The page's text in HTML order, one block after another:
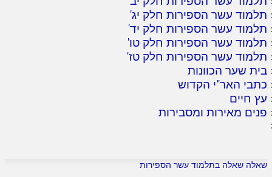
תלמוד עשר הספירות חלק יג'
תלמוד עשר הספירות חלק יד'
תלמוד עשר הספירות חלק טו'
תלמוד עשר הספירות חלק טז'
בית שער הכוונות
כתבי האר"י הקדוש
עץ חיים
פנים מאירות ומסבירות
שאלה שאלה בתלמוד עשר הספירות